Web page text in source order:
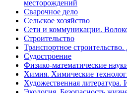
месторождений
Сварочное дело
Сельское хозяйство
Сети и коммуникации.
Строительство
Транспортное
Судостроение
Физико-математические
Химия. Химические
Художественная литература.